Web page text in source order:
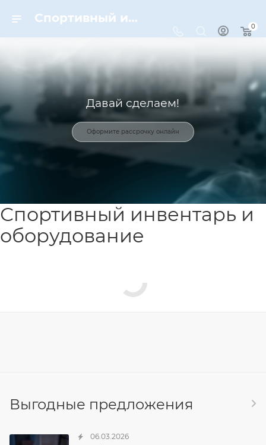
Спортивный инвентарь и оборудование для спорта в Москве | Dynamic-Sport
0
Давай сделаем!
Оформите рассрочку онлайн
Спортивный инвентарь и
оборудование
Выгодные предложения
06.03.2026